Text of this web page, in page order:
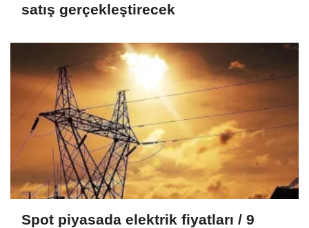
satış gerçekleştirecek
Spot piyasada elektrik fiyatları / 9